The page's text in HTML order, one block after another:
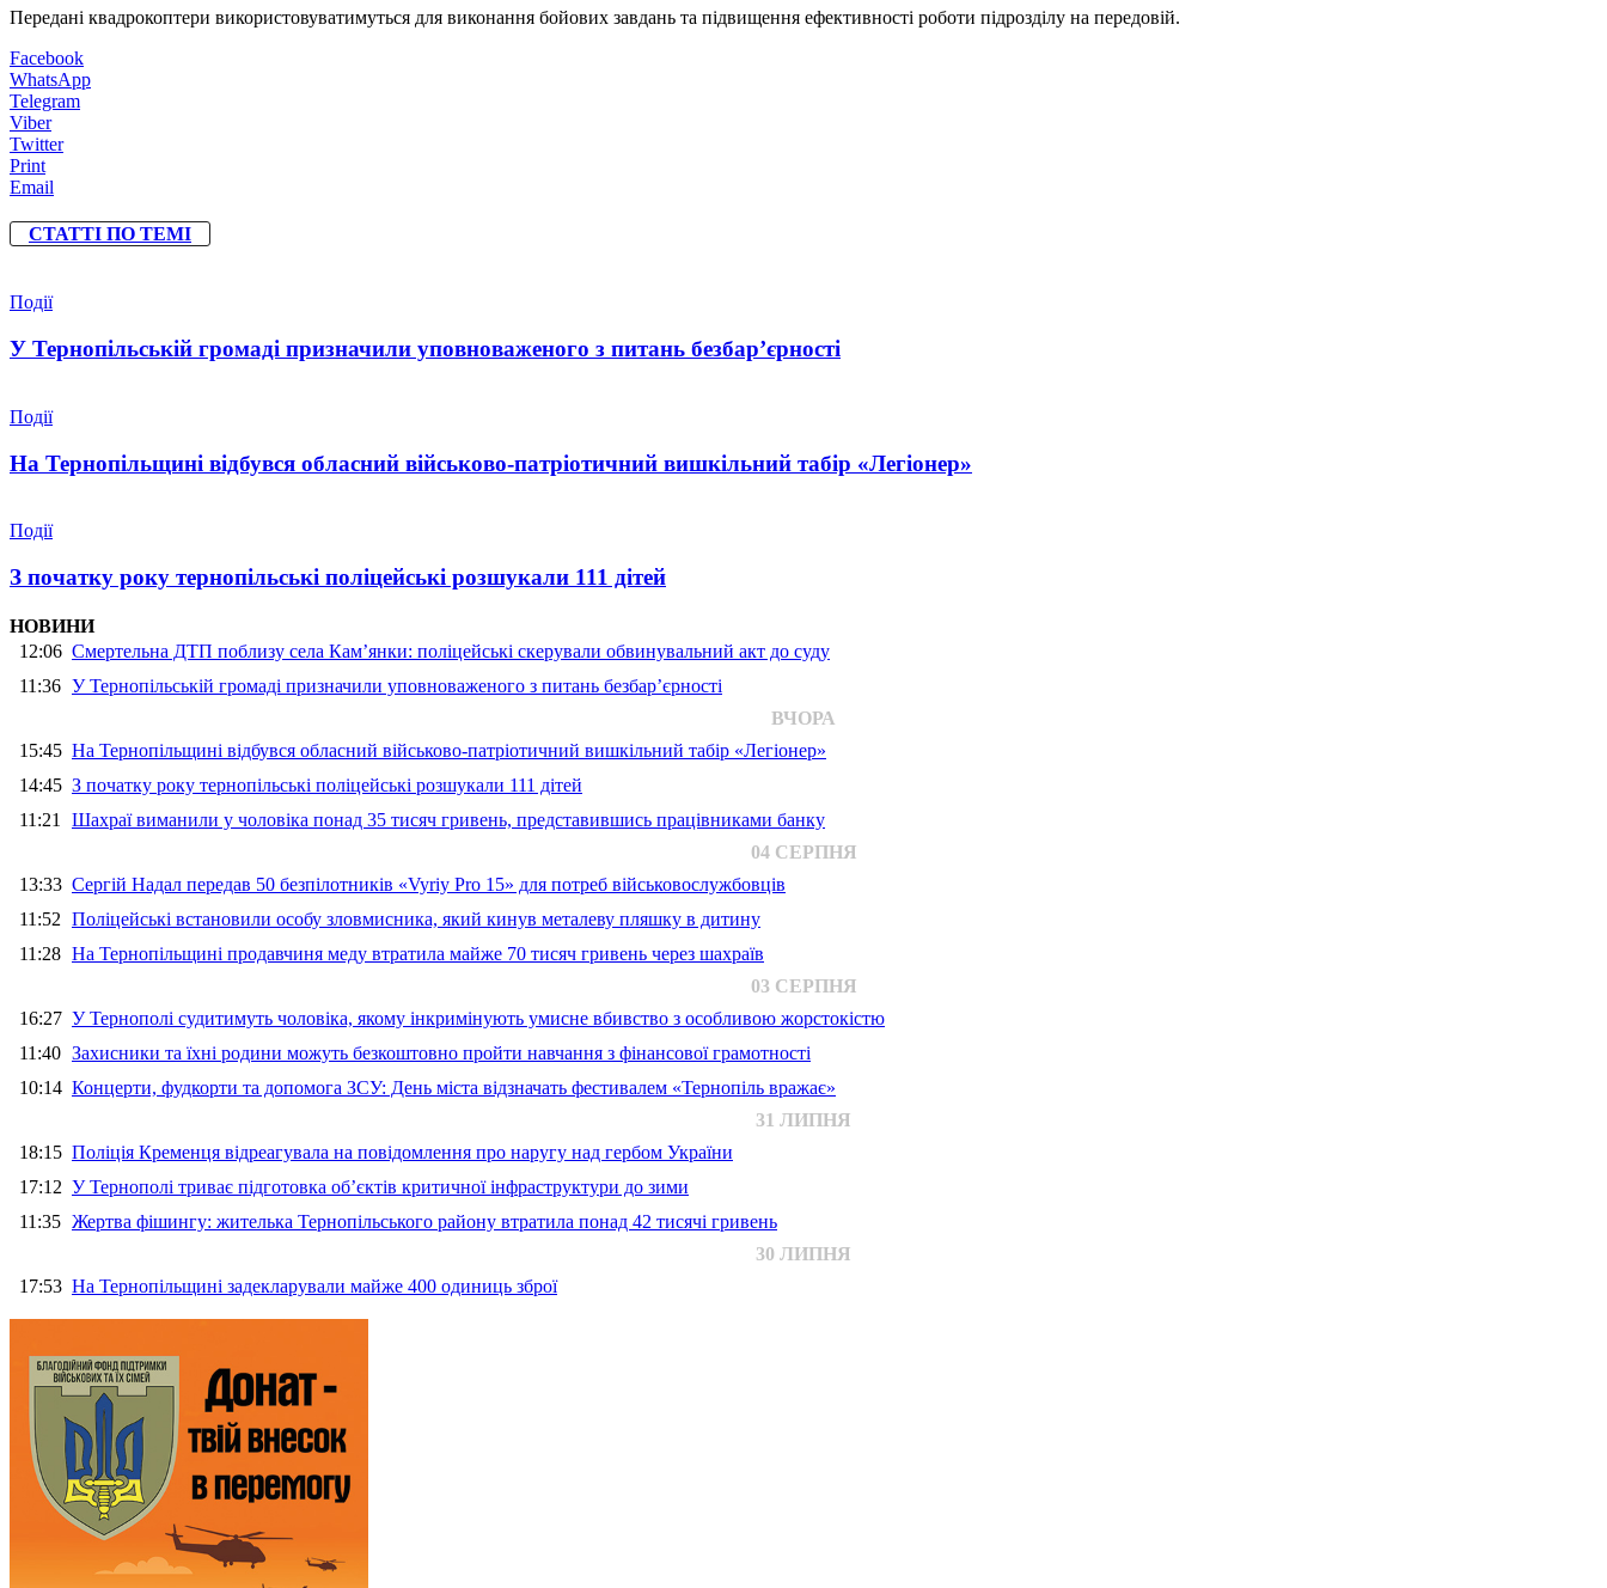
Передані квадрокоптери використовуватимуться для виконання бойових завдань та підвищення ефективності роботи підрозділу на передовій.
Facebook
WhatsApp
Telegram
Viber
Twitter
Print
Email
СТАТТІ ПО ТЕМІ
Події
У Тернопільській громаді призначили уповноваженого з питань безбар’єрності
Події
На Тернопільщині відбувся обласний військово-патріотичний вишкільний табір «Легіонер»
Події
З початку року тернопільські поліцейські розшукали 111 дітей
НОВИНИ
12:06 Смертельна ДТП поблизу села Кам’янки: поліцейські скерували обвинувальний акт до суду
11:36 У Тернопільській громаді призначили уповноваженого з питань безбар’єрності
ВЧОРА
15:45 На Тернопільщині відбувся обласний військово-патріотичний вишкільний табір «Легіонер»
14:45 З початку року тернопільські поліцейські розшукали 111 дітей
11:21 Шахраї виманили у чоловіка понад 35 тисяч гривень, представившись працівниками банку
04 СЕРПНЯ
13:33 Сергій Надал передав 50 безпілотників «Vyriy Pro 15» для потреб військовослужбовців
11:52 Поліцейські встановили особу зловмисника, який кинув металеву пляшку в дитину
11:28 На Тернопільщині продавчиня меду втратила майже 70 тисяч гривень через шахраїв
03 СЕРПНЯ
16:27 У Тернополі судитимуть чоловіка, якому інкримінують умисне вбивство з особливою жорстокістю
11:40 Захисники та їхні родини можуть безкоштовно пройти навчання з фінансової грамотності
10:14 Концерти, фудкорти та допомога ЗСУ: День міста відзначать фестивалем «Тернопіль вражає»
31 ЛИПНЯ
18:15 Поліція Кременця відреагувала на повідомлення про наругу над гербом України
17:12 У Тернополі триває підготовка об’єктів критичної інфраструктури до зими
11:35 Жертва фішингу: жителька Тернопільського району втратила понад 42 тисячі гривень
30 ЛИПНЯ
17:53 На Тернопільщині задекларували майже 400 одиниць зброї